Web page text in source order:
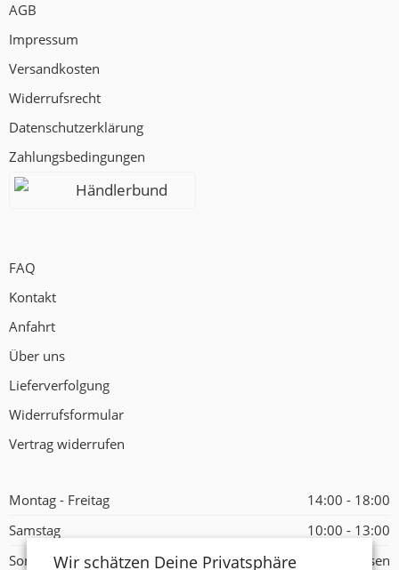
AGB
Impressum
Versandkosten
Widerrufsrecht
Datenschutzerklärung
Zahlungsbedingungen
Händlerbund
FAQ
Kontakt
Anfahrt
Über uns
Lieferverfolgung
Widerrufsformular
Vertrag widerrufen
Montag - Freitag
14:00 - 18:00
Samstag
10:00 - 13:00
Sonntag
Geschlossen
Wir schätzen Deine Privatsphäre